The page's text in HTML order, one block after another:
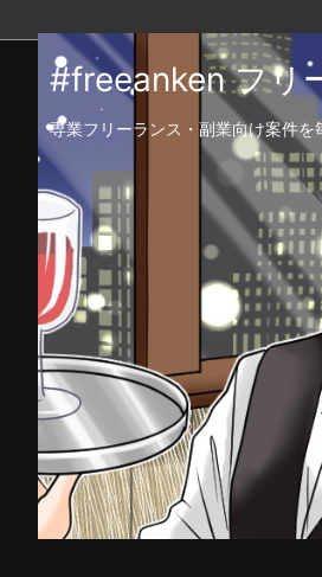
#freeanken フリ
専業フリーランス・副業向け案件を